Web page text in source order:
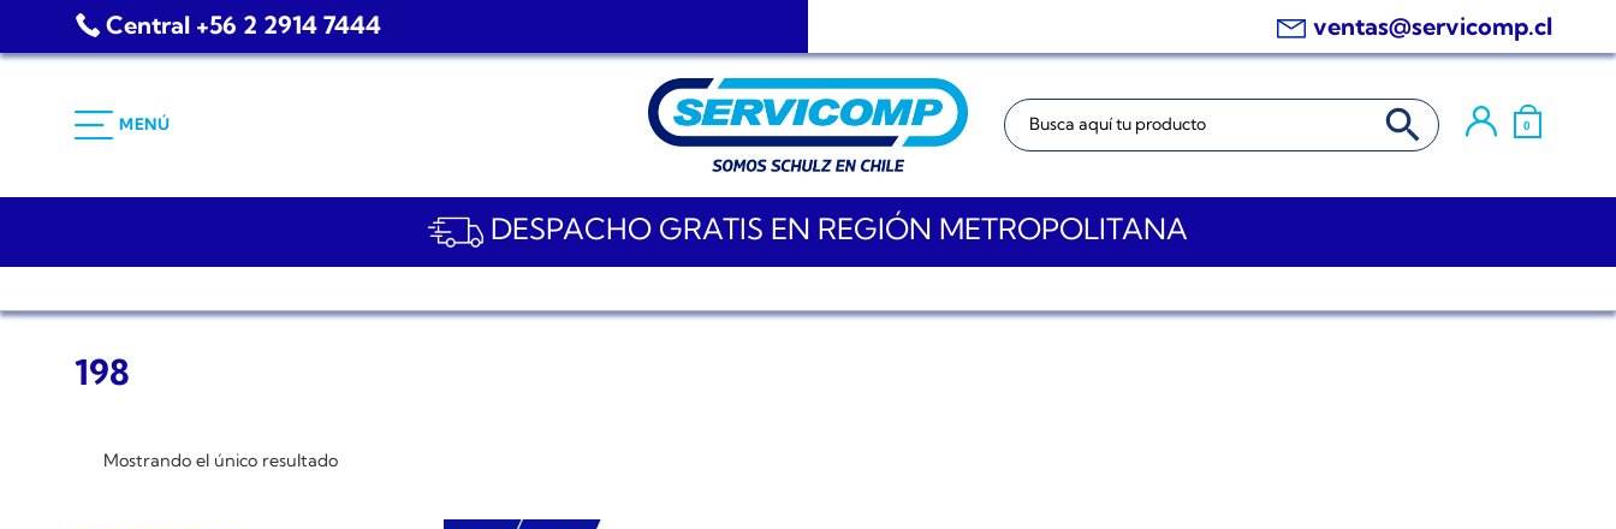
Central +56 2 2914 7444 ventas@servicomp.cl
MENÚ
Buscar: BOTÓN DE BÚSQUEDA
0
DESPACHO GRATIS EN REGIÓN METROPOLITANA
198
Mostrando el único resultado